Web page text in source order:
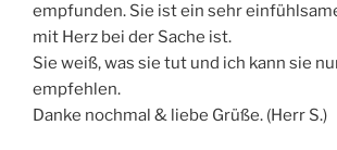
empfunden. Sie ist ein sehr
mit Herz bei der Sache ist.
Sie weiß, was sie tut und ich kann sie
empfehlen.
Danke nochmal & liebe Grüße. (Herr S.)